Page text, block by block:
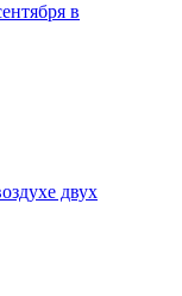
в
двух